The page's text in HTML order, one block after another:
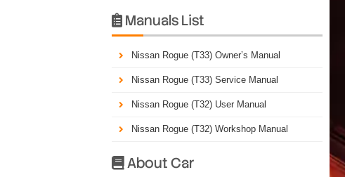
 Manuals List
Nissan Rogue (T33) Owner’s Manual
Nissan Rogue (T33) Service Manual
Nissan Rogue (T32) User Manual
Nissan Rogue (T32) Workshop Manual
About Car